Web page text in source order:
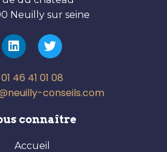
Neuilly sur seine
01 46 41 01 08
conseils.com
connaître
Accueil